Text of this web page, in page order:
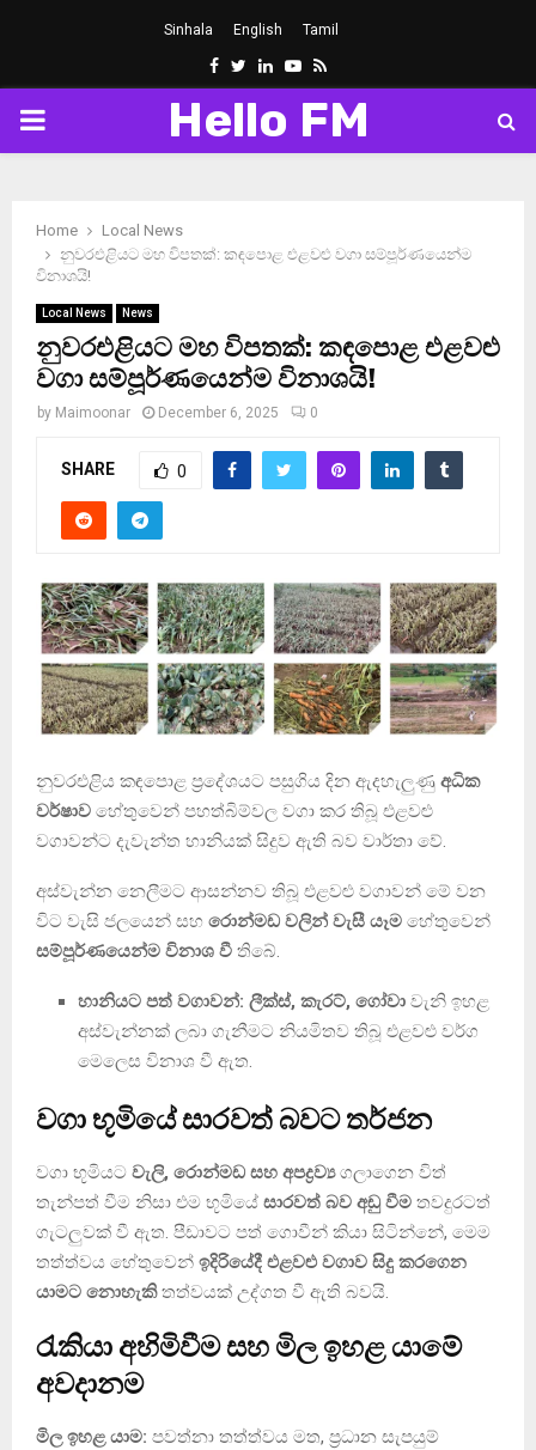
Sinhala English Tamil
Facebook
Twitter
LinkedinYoutube
Rss
PRIMARY
Hello FM
Home
Local News
නුවරඑළියට මහ විපතක්: කඳපොළ එළවළු වගා සම්පූර්ණයෙන්ම
විනාශයි!
Local News News
නුවරඑළියට මහ විපතක්: කඳපොළ එළවළු
වගා සම්පූර්ණයෙන්ම විනාශයි!
by Maimoonar December 6, 2025 0
SHARE 0
නුවරඑළිය කඳපොළ ප්‍රදේශයට පසුගිය දින ඇදහැලුණු අධික
වර්ෂාව හේතුවෙන් පහත්බිම්වල වගා කර තිබූ එළවළු
වගාවන්ට දැවැන්ත හානියක් සිදුව ඇති බව වාර්තා වේ.
අස්වැන්න නෙලීමට ආසන්නව තිබූ එළවළු වගාවන් මේ වන
විට වැසි ජලයෙන් සහ රොන්මඩ වලින් වැසී යෑම හේතුවෙන්
සම්පූර්ණයෙන්ම විනාශ වී තිබේ.
හානියට පත් වගාවන්: ලීක්ස්, කැරට්, ගෝවා වැනි ඉහළ
අස්වැන්නක් ලබා ගැනීමට නියමිතව තිබූ එළවළු වර්ග
මෙලෙස විනාශ වී ඇත.
වගා භූමියේ සාරවත් බවට තර්ජන
වගා භූමියට වැලි, රොන්මඩ සහ අපද්‍රව්‍යගලාගෙන විත්
තැන්පත් වීම නිසා එම භූමියේ සාරවත් බව අඩු වීම තවදුරටත්
ගැටලුවක් වී ඇත. පීඩාවට පත් ගොවීන් කියා සිටින්නේ, මෙම
තත්ත්වය හේතුවෙන් ඉදිරියේදී එළවළු වගාව සිදු කරගෙන
යාමට නොහැකිතත්වයක් උද්ගත වී ඇති බවයි.
රැකියා අහිමිවීම සහ මිල ඉහළ යාමේ
අවදානම
මිල ඉහළ යාම: පවත්නා තත්ත්වය මත, ප්‍රධාන සැපයුම්